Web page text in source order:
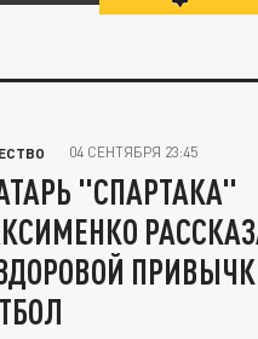
04 СЕНТЯБРЯ 23:45
"СПАРТАКА"